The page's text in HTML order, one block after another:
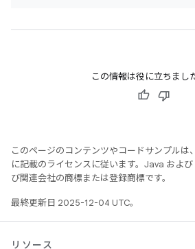
この情報は役に立ちまし
このページのコンテンツやコードサンプルは、
に記載のライセンスに従います。Java およ
び関連会社の商標または登録商標です。
最終更新日 2025-12-04 UTC。
リソース